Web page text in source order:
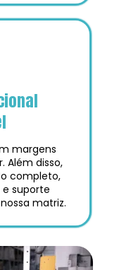
Além disso,
completo,
suporte
matriz.